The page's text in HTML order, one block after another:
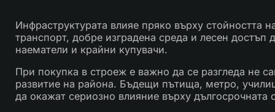
Инфраструктурата влияе пряко върху
транспорт, добре изградена среда и лесен
наематели и крайни купувачи.
При покупка в строеж е важно да се разгледа не
развитие на района. Бъдещи пътища, метро,
да окажат сериозно влияние върху дългосрочната